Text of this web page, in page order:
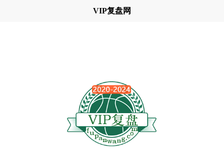
VIP复盘网